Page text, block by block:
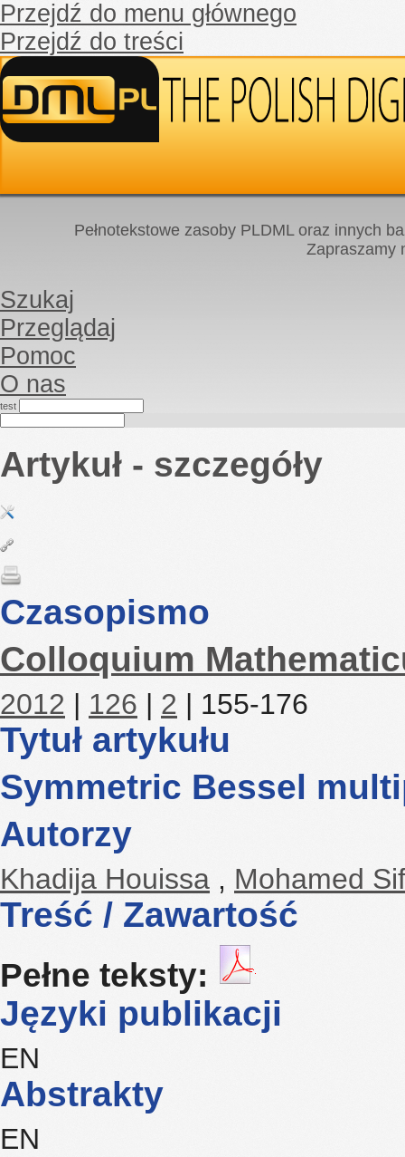
Przejdź do menu głównego
Przejdź do treści
Pełnotekstowe zasoby PLDML oraz innych
Zapraszamy
Szukaj
Przeglądaj
Pomoc
O nas
test
Artykuł - szczegóły
Czasopismo
Colloquium
2012 | 126 | 2 | 155-176
Tytuł artykułu
Symmetric Bessel
Autorzy
Khadija Houissa , Mohamed
Treść / Zawartość
Pełne teksty:
Języki publikacji
EN
Abstrakty
EN